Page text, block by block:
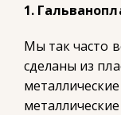
1.
Мы так часто
сделаны из